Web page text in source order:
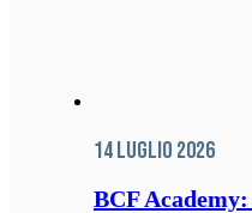
14 Luglio 2026
BCF